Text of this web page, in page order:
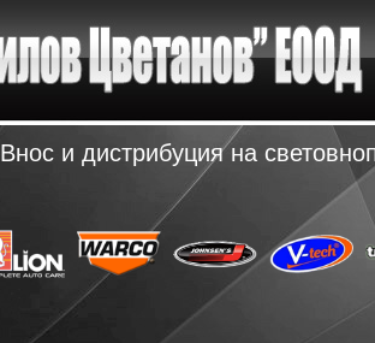
Внос и дистрибуция на